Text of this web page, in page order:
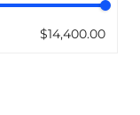
$14,400.00